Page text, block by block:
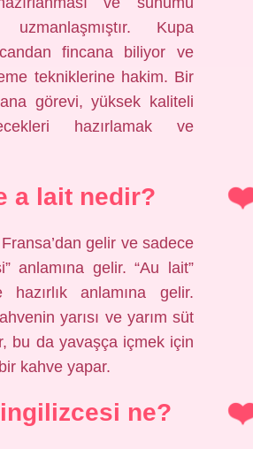
uzmanlaşmıştır. Kupa
fincana biliyor ve
tekniklerine hakim. Bir
ana görevi, yüksek kaliteli
hazırlamak ve
a lait nedir?
gelir ve sadece
anlamına gelir. “Au lait”
anlamına gelir.
yarısı ve yarım süt
bu da yavaşça içmek için
kahve yapar.
ne?